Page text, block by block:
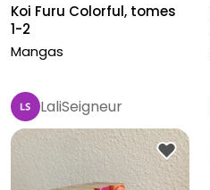
Koi Furu Colorful, tomes
1-2
Mangas
LaliSeigneur